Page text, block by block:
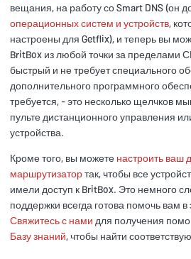
вещания, на работу со Smart DNS (он
операционных систем и устройств,
настроены для Getflix), и теперь вы
BritBox из любой точки за пределами
быстрый и не требует специального
дополнительного программного
требуется, - это несколько щелчков
пульте дистанционного управления
устройства.
Кроме того, вы можете настроить ваш
маршрутизатортак, чтобы все
имели доступ к BritBox. Это немного
поддержки всегда готова помочь вам
Свяжитесь с нами для получения
Базу знаний, чтобы найти